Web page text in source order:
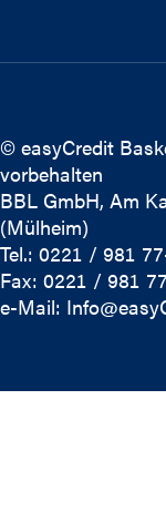
© easyCredit
vorbehalten
BBL GmbH, Am
(Mülheim)
Tel.: 0221 / 981
Fax: 0221 / 981
e-Mail: